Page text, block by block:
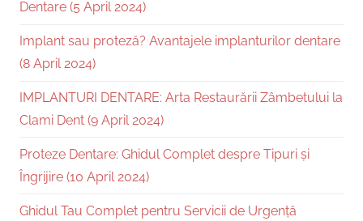
Dentare (5 April 2024)
Implant sau proteză? Avantajele implanturilor dentare
(8 April 2024)
IMPLANTURI DENTARE: Arta Restaurării Zâmbetului la
Clami Dent (9 April 2024)
Proteze Dentare: Ghidul Complet despre Tipuri și
Îngrijire (10 April 2024)
Ghidul Tau Complet pentru Servicii de Urgență